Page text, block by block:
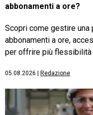
abbonamenti a ore?
Scopri come gestire una
abbonamenti a ore,
per offrire più flessibilità
05.08.2026 Redazione